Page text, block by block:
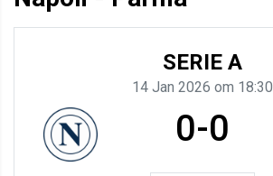
SERIE A
14 Jan 2026 om 18:30
0-0